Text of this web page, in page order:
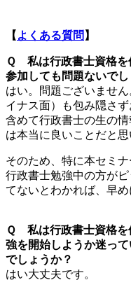
【 よくある質問 】
Ｑ 私は行政書士資格を
参加しても問題ないでし
はい。問題ございませ
イナス面）も包み隠さ
含めて行政書士の生の
は本当に良いことだと思
そのため、特に本セミ
行政書士勉強中の方が
てないとわかれば、早め
Ｑ 私は行政書士資格を
強を開始しようか迷っ
でしょうか？
はい大丈夫です。